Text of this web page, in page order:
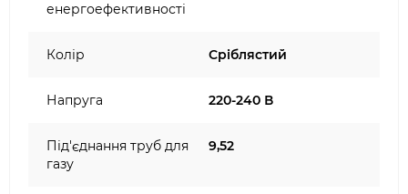
енергоефективності
Колір Сріблястий
Напруга 220-240 В
Під'єднання труб для
газу
9,52